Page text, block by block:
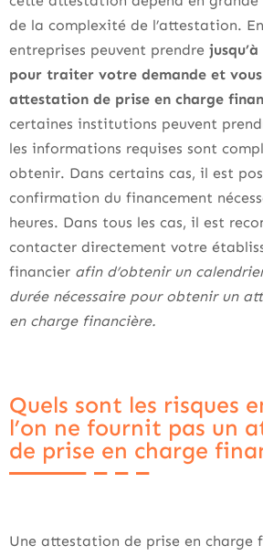
de la complexité de l’attestation.
entreprises peuvent prendre
pour traiter votre demande et
attestation de prise en charge
certaines institutions peuvent
les informations requises sont
obtenir. Dans certains cas, il est
confirmation du financement
heures. Dans tous les cas, il est
contacter directement votre
financier afin d’obtenir un
durée nécessaire pour obtenir un
en charge financière.
Quels sont les risques
l’on ne fournit pas un
de prise en charge
Une attestation de prise en charge